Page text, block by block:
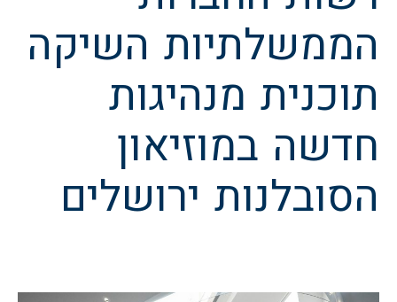
הממשלתיות השיקה
תוכנית מנהיגות
חדשה במוזיאון
הסובלנות ירושלים